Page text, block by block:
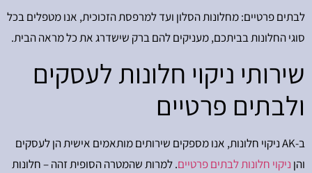
לבתים פרטיים: מחלונות הסלון ועד למרפסת הזכוכית, אנו מטפלים בכל
סוגי החלונות בביתכם, מעניקים להם ברק שישדרג את כל מראה הבית.
שירותי ניקוי חלונות לעסקים
ולבתים פרטיים
ב-AK ניקוי חלונות, אנו מספקים שירותים מותאמים אישית הן לעסקים
והן ניקוי חלונות לבתים פרטיים. למרות שהמטרה הסופית זהה – חלונות